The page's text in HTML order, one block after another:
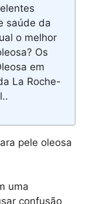
saúde da
o melhor
Os
em
La Roche-
uma
confusão